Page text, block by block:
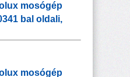
mosógép
bal oldali,
mosógép